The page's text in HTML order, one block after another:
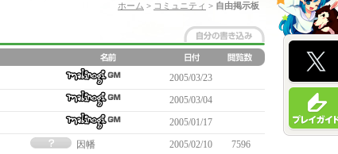
ホーム > コミュニティ > 自由掲示板
2005/03/23
2005/03/04
2005/01/17
因幡 2005/02/10
7596